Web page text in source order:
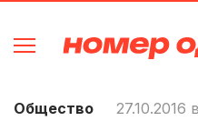
Общество 27.10.2016